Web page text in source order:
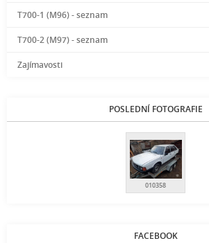
T700-1 (M96) - seznam
T700-2 (M97) - seznam
Zajímavosti
POSLEDNÍ FOTOGRAFIE
010358
FACEBOOK